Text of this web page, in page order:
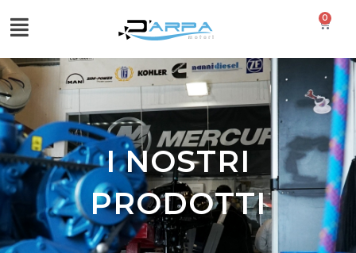
0
I NOSTRI
PRODOTTI